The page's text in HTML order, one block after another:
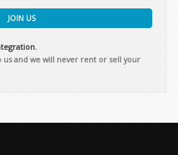
JOIN US
and we will never rent or sell your